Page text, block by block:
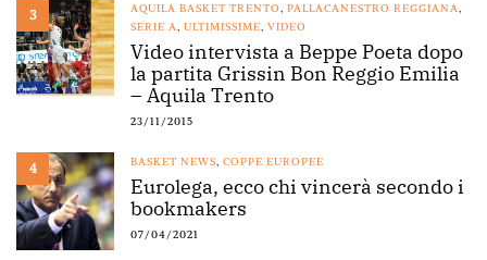
3 AQUILA BASKET TRENTO, PALLACANESTRO REGGIANA,
SERIE A, ULTIMISSIME, VIDEO
Video intervista a Beppe Poeta dopo
la partita Grissin Bon Reggio Emilia
– Aquila Trento
23/11/2015
4 BASKET NEWS, COPPE EUROPEE
Eurolega, ecco chi vincerà secondo i
bookmakers
07/04/2021